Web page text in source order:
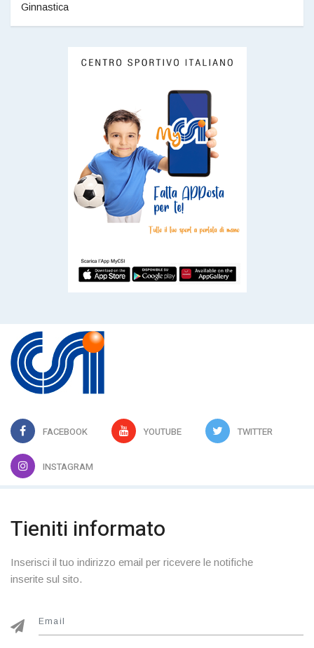
Ginnastica
FACEBOOK YOUTUBE TWITTER
INSTAGRAM
Tieniti informato
Inserisci il tuo indirizzo email per ricevere le notifiche
inserite sul sito.